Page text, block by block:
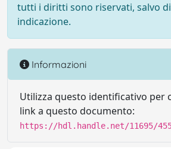
tutti i diritti sono riservati, salvo
indicazione.
Informazioni
Utilizza questo identificativo per
link a questo documento:
https://hdl.handle.net/11695/